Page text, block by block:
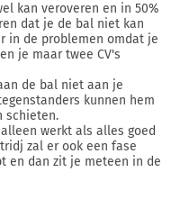
kan veroveren en in 50%
dat je de bal niet kan
in de problemen omdat je
je maar twee CV's
de bal niet aan je
kunnen hem
schieten.
werkt als alles goed
zal er ook een fase
en dan zit je meteen in de